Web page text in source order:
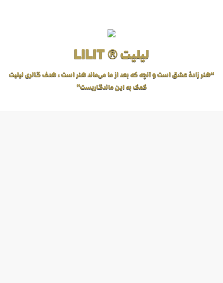
لیلیت ® LILIT
“هنر زادهٔ عشق است و آنچه که بعد از ما می‌ماند هنر است، هدف گالری لیلیت
کمک به این ماندگاریست”